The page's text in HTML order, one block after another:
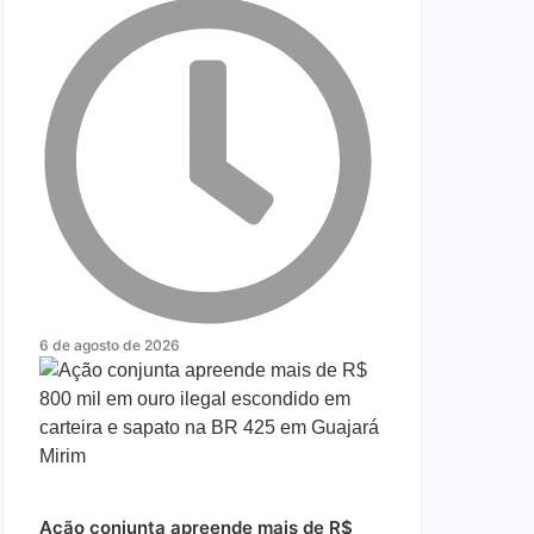
6 de agosto de 2026
Ação conjunta apreende mais de R$